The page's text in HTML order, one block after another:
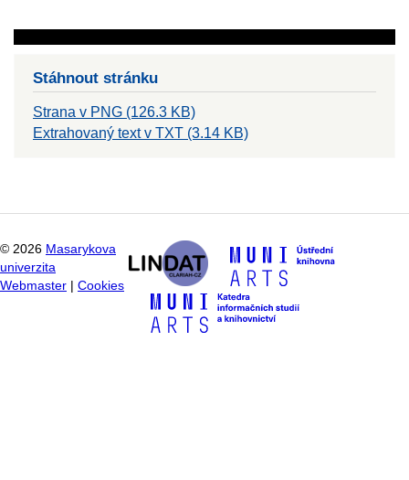
Stáhnout stránku
Strana v PNG (126.3 KB)
Extrahovaný text v TXT (3.14 KB)
© 2026 Masarykova
univerzita
Webmaster
Cookies